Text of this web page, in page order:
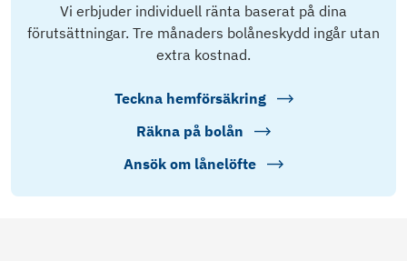
Vi erbjuder individuell ränta baserat på dina
förutsättningar. Tre månaders bolåneskydd ingår utan
extra kostnad.
Teckna hemförsäkring
Räkna på bolån
Ansök om lånelöfte